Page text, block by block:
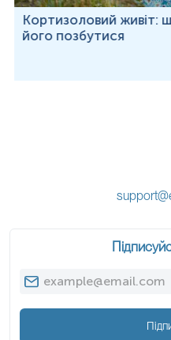
Кортизоловий живіт:
його позбутися